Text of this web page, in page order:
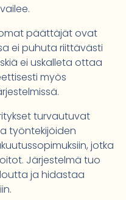
omat päättäjät ovat
ei puhuta riittävästi
ei uskalleta ottaa
myös
turvautuvat
työntekijöiden
jotka
Järjestelmä tuo
ja hidastaa